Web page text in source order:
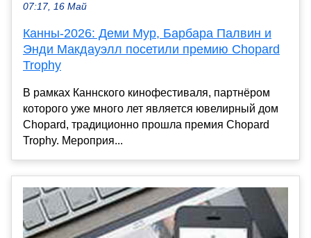
07:17, 16 Май
Канны-2026: Деми Мур, Барбара Палвин и
Энди Макдауэлл посетили премию Chopard
Trophy
В рамках Каннского кинофестиваля, партнёром
которого уже много лет является ювелирный дом
Chopard, традиционно прошла премия Chopard
Trophy. Мероприя...